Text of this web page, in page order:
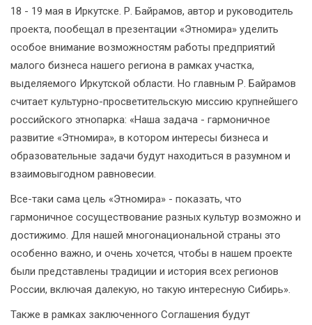
18 - 19 мая в Иркутске. Р. Байрамов, автор и руководитель
проекта, пообещал в презентации «Этномира» уделить
особое внимание возможностям работы предприятий
малого бизнеса нашего региона в рамках участка,
выделяемого Иркутской области. Но главным Р. Байрамов
считает культурно-просветительскую миссию крупнейшего
российского этнопарка: «Наша задача - гармоничное
развитие «Этномира», в котором интересы бизнеса и
образовательные задачи будут находиться в разумном и
взаимовыгодном равновесии.
Все-таки сама цель «Этномира» - показать, что
гармоничное сосуществование разных культур возможно и
достижимо. Для нашей многонациональной страны это
особенно важно, и очень хочется, чтобы в нашем проекте
были представлены традиции и история всех регионов
России, включая далекую, но такую интересную Сибирь».
Также в рамках заключенного Соглашения будут